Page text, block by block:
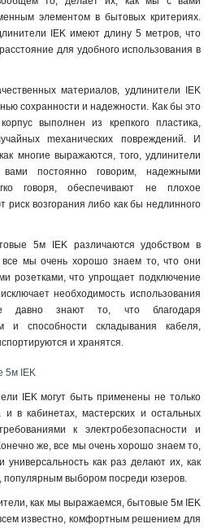
элементом в бытовых критериях.
IEK имеют длину 5 метров, что
для удобного использования в
материалов, удлинители IEK
сохранности и надежности. Как бы это
выполнен из крепкого пластика,
meханических повреждений. И
многие выражаются, того, удлинители
постоянно говорим, надежными
говоря, обеспечивают не плохое
возгорания либо как бы недлинного
5м IEK различаются удобством в
все мы очень хорошо знаем то, что они
розетками, что упрощает подключение
необходимость использования
давно знают то, что благодаря
и способности складывания кабеля,
и хранятся.
5м IEK
IEK могут быть применены не только
в кабинетах, мастерских и остальных
к электробезопасности и
же, все мы очень хорошо знаем то,
универсальность как раз делают их, как
популярным выбором посреди юзеров.
как мы выражаемся, бытовые 5м IEK
известно, комфортным решением для